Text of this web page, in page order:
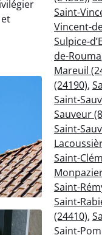
Saint-
Vincent-
Sulpice-
de-
Mareuil
(24190),
Saint-
Sauveur
Saint-
Saint-
Saint-
Saint-
(24410),
Saint-